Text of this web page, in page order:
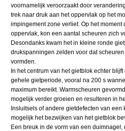
voornamelijk veroorzaakt door
trek naar druk aan het oppervlak op het
impingement zone verliet. Op het moment
oppervlak, kon een aantal scheuren zich
Desondanks kwam het in kleine ronde
drukspanningen zelden voor dat
vormden.
In het centrum van het gietblok echter
gehele gietperiode, vooral na 200 s
maximum bereikt. Warmscheuren
mogelijk verder groeien en resulteren in
Insluitsels of andere gietdefecten van een
mogelijk het bezwijken van het gietblok
Een breuk in de vorm van een duimnagel,